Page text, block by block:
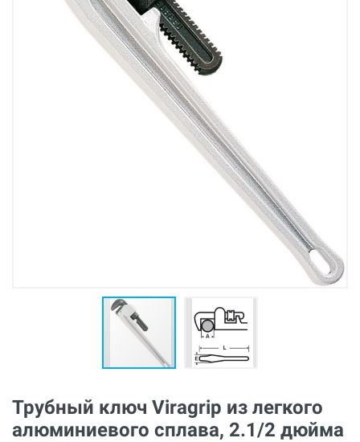
Трубный ключ Viragrip из легкого
алюминиевого сплава, 2.1/2 дюйма